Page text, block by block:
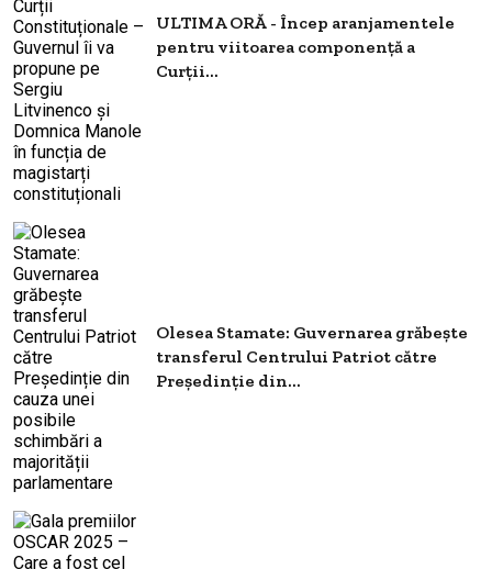
ULTIMA ORĂ - Încep aranjamentele
pentru viitoarea componență a
Curții...
Olesea Stamate: Guvernarea grăbeşte
transferul Centrului Patriot către
Președinție din...